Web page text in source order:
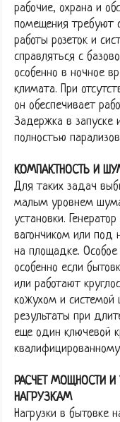
рабочие, охрана и
помещения требуют
работы розеток и
справляться с
особенно в ночное
климата. При
он обеспечивает
Задержка в запуске
полностью
КОМПАКТНОСТЬ И
Для таких задач
малым уровнем
установки.
вагончиком или под
на площадке.
особенно если
или работают
кожухом и
результаты при
еще один ключевой
РАСЧЕТ МОЩНОСТИ
НАГРУЗКАМ
Нагрузки в бытовке